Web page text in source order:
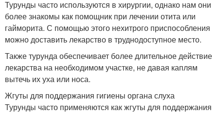
Турунды часто используются в хирургии, однако нам они
более знакомы как помощник при лечении отита или
гайморита. С помощью этого нехитрого приспособления
можно доставить лекарство в труднодоступное место.
Также турунда обеспечивает более длительное действие
лекарства на необходимом участке, не давая каплям
вытечь их уха или носа.
Жгуты для поддержания гигиены органа слуха
Турунды часто применяются как жгуты для поддержания